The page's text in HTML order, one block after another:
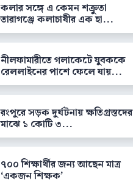
কলার সঙ্গে এ কেমন শক্রুতা
তারাগঞ্জে কলাচাষীর এক হা...
নীলফামারীতে গলাকেটে যুবককে
রেললাইনের পাশে ফেলে যায়...
রংপুরে সড়ক দুর্ঘটনায় ক্ষতিগ্রস্তদের
মাঝে ১ কোটি ৩...
৭০০ শিক্ষার্থীর জন্য আছেন মাত্র
‘একজন শিক্ষক’